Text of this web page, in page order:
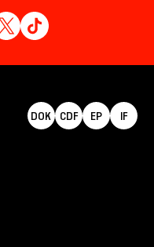
DOK CDF EP IF